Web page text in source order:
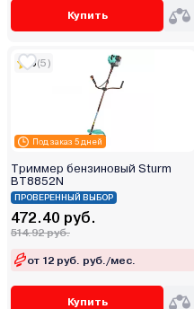
Купить
Под заказ 5 дней
5(5)
Триммер бензиновый Sturm
BT8852N
ПРОВЕРЕННЫЙ ВЫБОР
472.40 руб.
514.92 руб.
от 12 руб. руб./мес.
Купить